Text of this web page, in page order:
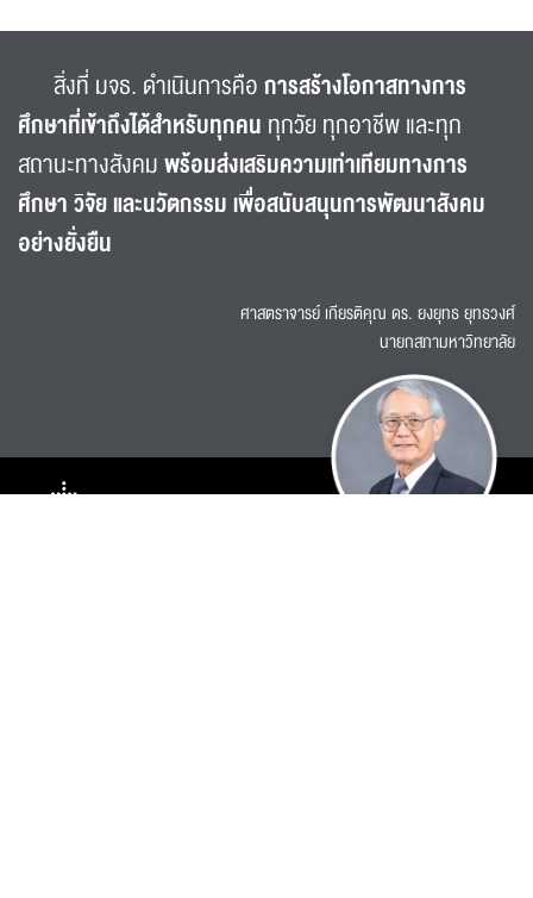
สิ่งที่ มจธ. ดำเนินการคือการสร้างโอกาสทางการ
ศึกษาที่เข้าถึงได้สำหรับทุกคน ทุกวัย ทุกอาชีพ และทุก
สถานะทางสังคมพร้อมส่งเสริมความเท่าเทียมทางการ
ศึกษา วิจัย และนวัตกรรม เพื่อสนับสนุนการพัฒนาสังคม
อย่างยั่งยืน
ศาสตราจารย์ เกียรติคุณ ดร. ยงยุทธ ยุทธวงศ์
นายกสภามหาวิทยาลัย